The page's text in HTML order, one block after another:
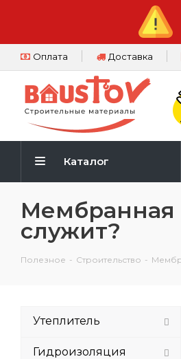
Оплата Доставка
Каталог
Мембранная
служит?
Полезное - Строительство -
Утеплитель
Гидроизоляция